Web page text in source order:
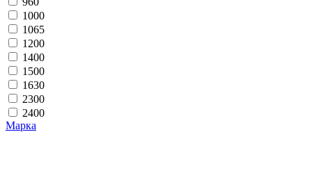
1000
1065
1200
1400
1500
1630
2300
2400
Марка